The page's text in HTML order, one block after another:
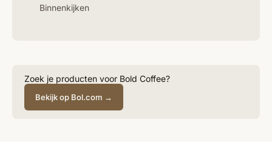
Binnenkijken
Zoek je producten voor Bold Coffee?
Bekijk op Bol.com →